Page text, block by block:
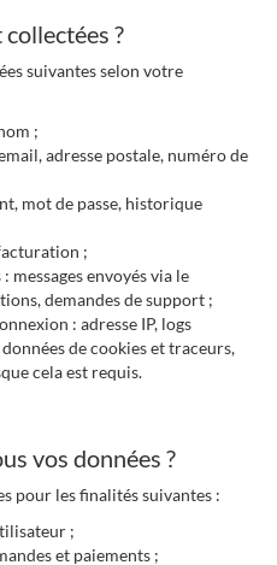
?
suivantes selon votre
;
adresse postale, numéro de
mot de passe, historique
;
messages envoyés via le
demandes de support ;
: adresse IP, logs
de cookies et traceurs,
cela est requis.
vos données ?
pour les finalités suivantes :
;
et paiements ;